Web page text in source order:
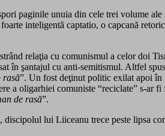
paginile unuia din cele trei volume
inteligentă captatio, o capcană
relaţia cu comunismul a celor doi
în şantajul cu anti-semitismul. Altfel
rasă”. Un fost deţinut politic exilat apoi în
a oligarhiei comuniste “reciclate” s-ar
de rasă”.
lui Liiceanu trece peste lipsa